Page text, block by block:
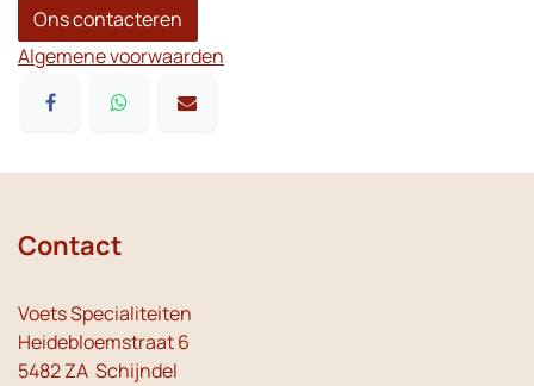
Ons contacteren
Algemene voorwaarden
Contact
Voets Specialiteiten
Heidebloemstraat 6
5482 ZA Schijndel